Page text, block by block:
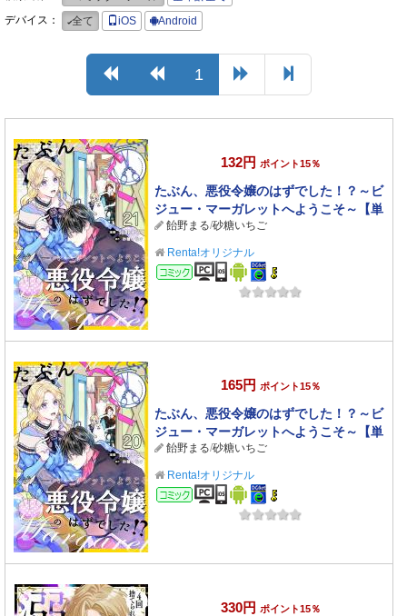
デバイス：
全て iOS Android
1
132円 ポイント15％
たぶん、悪役令嬢のはずでした！？～ビ
ジュー・マーガレットへようこそ～【単
話】 21
飴野まる/砂糖いちご
Renta!オリジナル
コミック
165円 ポイント15％
たぶん、悪役令嬢のはずでした！？～ビ
ジュー・マーガレットへようこそ～【単
話】 20
飴野まる/砂糖いちご
Renta!オリジナル
コミック
330円 ポイント15％